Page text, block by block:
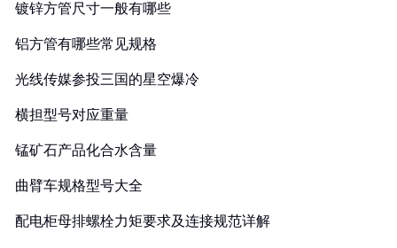
镀锌方管尺寸一般有哪些
铝方管有哪些常见规格
光线传媒参投三国的星空爆冷
横担型号对应重量
锰矿石产品化合水含量
曲臂车规格型号大全
配电柜母排螺栓力矩要求及连接规范详解